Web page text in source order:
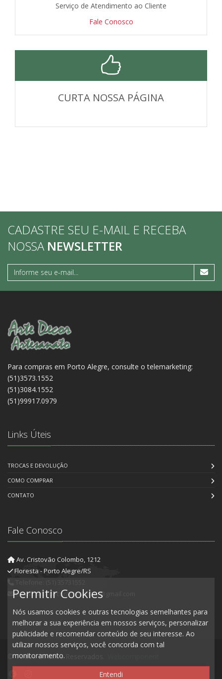
Serviço de Atendimento ao Cliente
Fale Conosco
CURTA NOSSA PÁGINA
CADASTRE SEU E-MAIL E RECEBA
NOSSA NEWSLETTER
Para compras em Porto Alegre, consulte o telemarketing:
(51)3573.1552
(51)3084.1552
(51)99917.0979
Links Úteis
TROCAS E DEVOLUÇÃO
COMO COMPRAR
CONTATO
Fale Conosco
Av. Cristovão Colombo, 1212
Floresta - Porto Alegre/RS
E-mail: artedecorartesanato@gmail.com
© Todos Direitos Reservados.
Permitir Cookies
Nós usamos cookies e outras tecnologias semelhantes para
melhorar a sua experiência em nossos serviços, personalizar
publicidade e recomendar conteúdo de seu interesse. Ao
utilizar nossos serviços, você concorda com tal
monitoramento.
Entendi